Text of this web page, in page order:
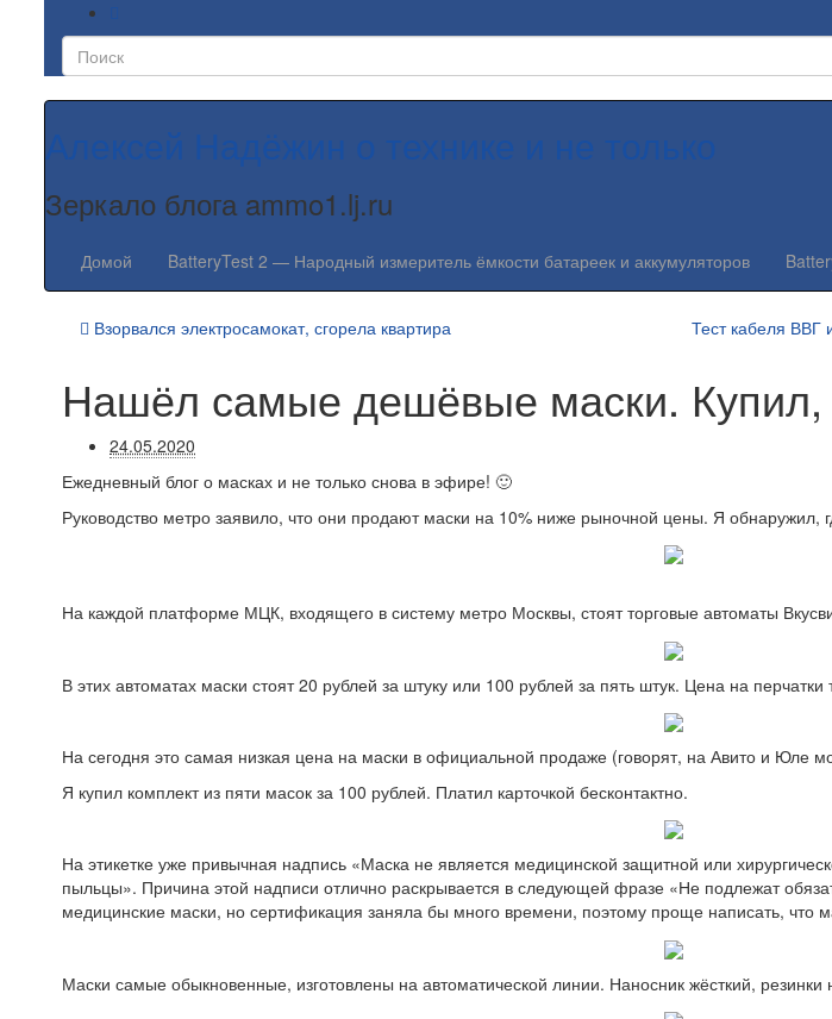
Алексей Надёжин о технике и не только
Зеркало блога ammo1.lj.ru
Домой BatteryTest 2 — Народный измеритель ёмкости батареек и аккумуляторов
Взорвался электросамокат, сгорела квартира Тест кабеля ВВГ
Нашёл самые дешёвые маски.
24.05.2020
Ежедневный блог о масках и не только снова в эфире! 🙂
Руководство метро заявило, что они продают маски на 10% ниже рыночной цены. Я
На каждой платформе МЦК, входящего в систему метро Москвы, стоят торговые автоматы
В этих автоматах маски стоят 20 рублей за штуку или 100 рублей за пять штук. Цена на перчатки
На сегодня это самая низкая цена на маски в официальной продаже (говорят, на Авито и Юле
Я купил комплект из пяти масок за 100 рублей. Платил карточкой бесконтактно.
На этикетке уже привычная надпись «Маска не является медицинской защитной или
пыльцы». Причина этой надписи отлично раскрывается в следующей фразе «Не подлежат
медицинские маски, но сертификация заняла бы много времени, поэтому проще написать, что
Маски самые обыкновенные, изготовлены на автоматической линии. Наносник жёсткий,